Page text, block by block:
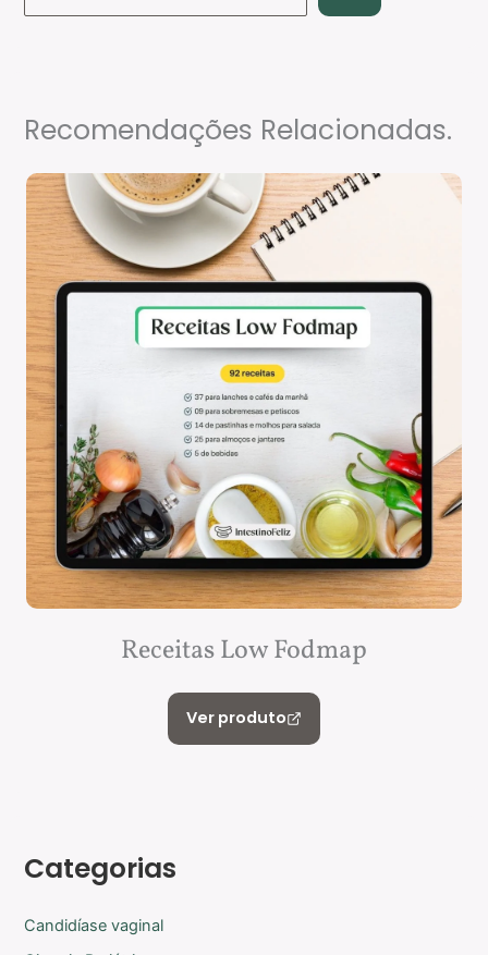
Recomendações Relacionadas.
Receitas Low Fodmap
Ver produto
Categorias
Candidíase vaginal